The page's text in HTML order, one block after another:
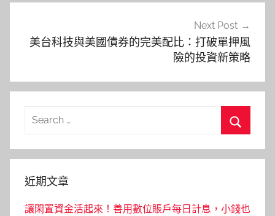
Next Post
美台科技與美國債券的完美配比：打破單押風
險的投資新策略
Search
近期文章
讓閑置資金活起來！善用數位賬戶每日計息，小錢也